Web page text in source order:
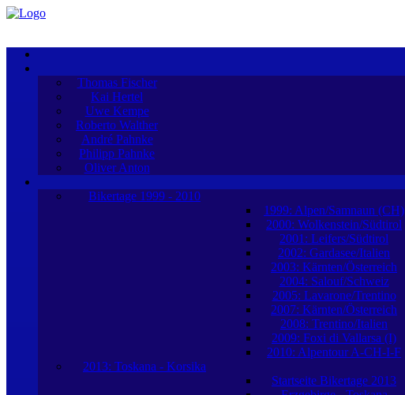
Thomas Fischer
Kai Hertel
Uwe Kempe
Roberto Walther
André Pahnke
Philipp Pahnke
Oliver Anton
Bikertage 1999 - 2010
1999: Alpen/Samnaun (CH)
2000: Wolkenstein/Südtirol
2001: Leifers/Südtirol
2002: Gardasee/Italien
2003: Kärnten/Österreich
2004: Salouf/Schweiz
2005: Lavarone/Trentino
2007: Kärnten/Österreich
2008: Trentino/Italien
2009: Foxi di Vallarsa (I)
2010: Alpentour A-CH-I-F
2013: Toskana - Korsika
Startseite Bikertage 2013